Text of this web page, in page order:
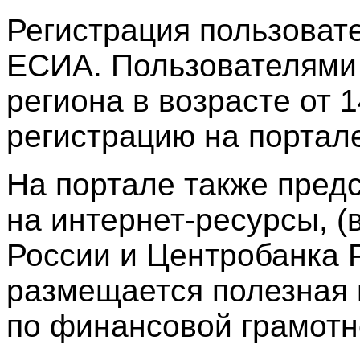
Регистрация
ЕСИА. Пользователями
региона в возрасте от
регистрацию на
На портале также
на интернет-ресурсы,
России и Центробанка
размещается
по финансовой